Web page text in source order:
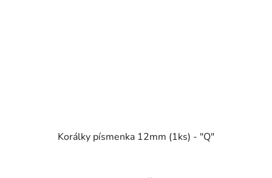
Korálky písmenka 12mm (1ks) - "Q"